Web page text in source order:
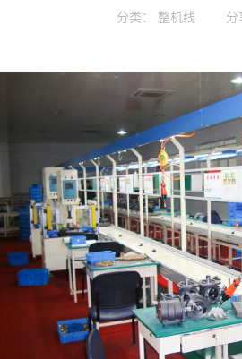
分类： 整机线 分